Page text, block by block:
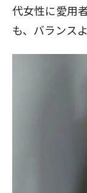
代女性に愛用
も、バランス